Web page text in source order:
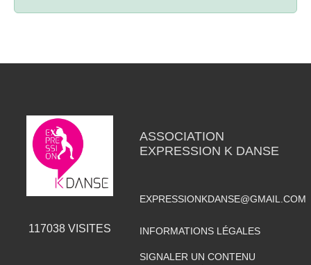
117038VISITES
ASSOCIATION
EXPRESSION K DANSE
EXPRESSIONKDANSE@GMAIL.COM
INFORMATIONS LÉGALES
SIGNALER UN CONTENU